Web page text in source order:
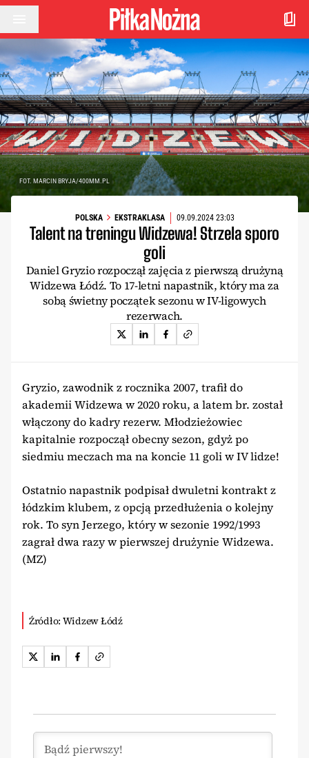
Przejdź do treści
FOT. MARCIN BRYJA/400MM.PL
POLSKA EKSTRAKLASA 09.09.2024 23:03
Talent na treningu Widzewa! Strzela sporo
goli
Daniel Gryzio rozpoczął zajęcia z pierwszą drużyną
Widzewa Łódź. To 17-letni napastnik, który ma za
sobą świetny początek sezonu w IV-ligowych
rezerwach.
Gryzio, zawodnik z rocznika 2007, trafił do
akademii Widzewa w 2020 roku, a latem br. został
włączony do kadry rezerw. Młodzieżowiec
kapitalnie rozpoczął obecny sezon, gdyż po
siedmiu meczach ma na koncie 11 goli w IV lidze!
Ostatnio napastnik podpisał dwuletni kontrakt z
łódzkim klubem, z opcją przedłużenia o kolejny
rok. To syn Jerzego, który w sezonie 1992/1993
zagrał dwa razy w pierwszej drużynie Widzewa.
(MZ)
Źródło: Widzew Łódź